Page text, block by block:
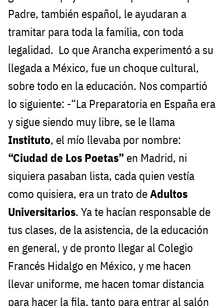
Padre, también español, le ayudaran a
tramitar para toda la familia, con toda
legalidad. Lo que Arancha experimentó a su
llegada a México, fue un choque cultural,
sobre todo en la educación. Nos compartió
lo siguiente: -“La Preparatoria en España era
y sigue siendo muy libre, se le llama
Instituto, el mío llevaba por nombre:
“Ciudad de Los Poetas” en Madrid, ni
siquiera pasaban lista, cada quien vestía
como quisiera, era un trato deAdultos
Universitarios. Ya te hacían responsable de
tus clases, de la asistencia, de la educación
en general, y de pronto llegar al Colegio
Francés Hidalgo en México, y me hacen
llevar uniforme, me hacen tomar distancia
para hacer la fila, tanto para entrar al salón